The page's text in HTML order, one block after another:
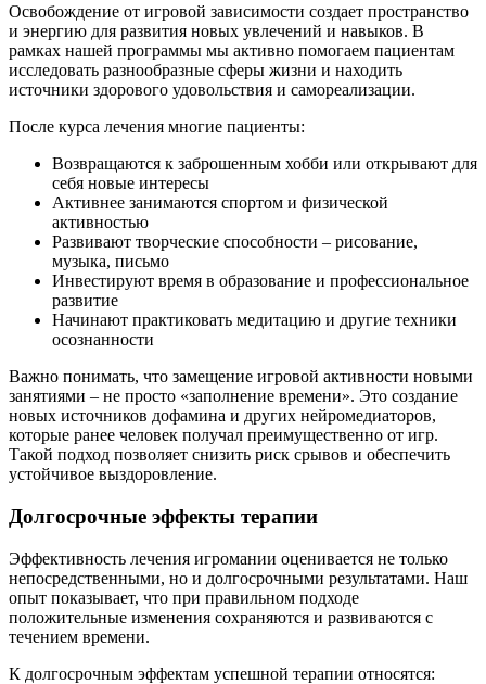
Освобождение от игровой зависимости создает пространство
и энергию для развития новых увлечений и навыков. В
рамках нашей программы мы активно помогаем пациентам
исследовать разнообразные сферы жизни и находить
источники здорового удовольствия и самореализации.
После курса лечения многие пациенты:
Возвращаются к заброшенным хобби или открывают для
себя новые интересы
Активнее занимаются спортом и физической
активностью
Развивают творческие способности – рисование,
музыка, письмо
Инвестируют время в образование и профессиональное
развитие
Начинают практиковать медитацию и другие техники
осознанности
Важно понимать, что замещение игровой активности новыми
занятиями – не просто «заполнение времени». Это создание
новых источников дофамина и других нейромедиаторов,
которые ранее человек получал преимущественно от игр.
Такой подход позволяет снизить риск срывов и обеспечить
устойчивое выздоровление.
Долгосрочные эффекты терапии
Эффективность лечения игромании оценивается не только
непосредственными, но и долгосрочными результатами. Наш
опыт показывает, что при правильном подходе
положительные изменения сохраняются и развиваются с
течением времени.
К долгосрочным эффектам успешной терапии относятся: